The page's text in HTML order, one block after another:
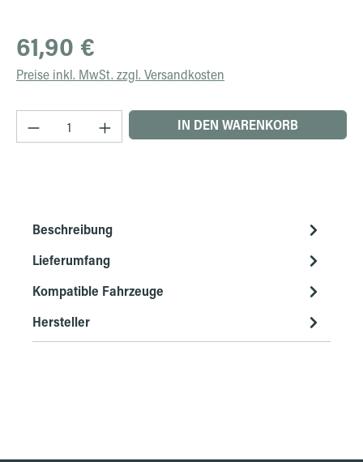
Regulärer Preis:
61,90 €
Preise inkl. MwSt. zzgl. Versandkosten
Produkt Anzahl: Gib den gewünschten Wert
IN DEN WARENKORB
Beschreibung
Lieferumfang
Kompatible Fahrzeuge
Hersteller